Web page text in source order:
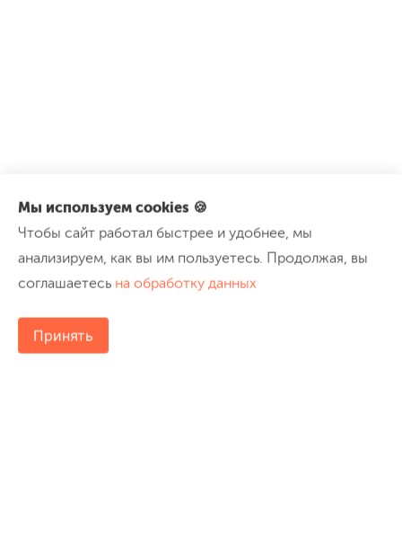
Мы используем cookies 🍪
Чтобы сайт работал быстрее и удобнее, мы
анализируем, как вы им пользуетесь. Продолжая, вы
соглашаетесь на обработку данных
Принять